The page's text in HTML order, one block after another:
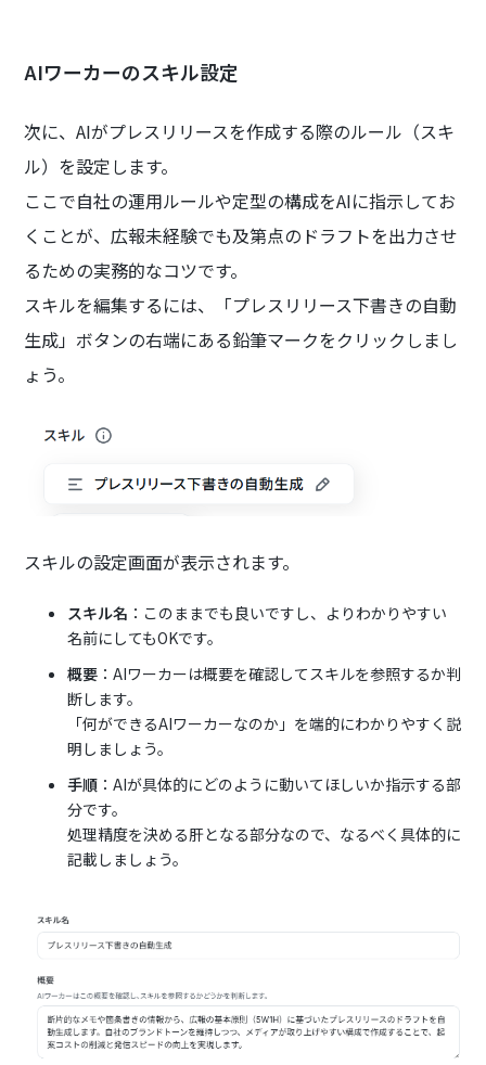
AIワーカーのスキル設定
次に、AIがプレスリリースを作成する際のルール（スキ
ル）を設定します。
ここで自社の運用ルールや定型の構成をAIに指示してお
くことが、広報未経験でも及第点のドラフトを出力させ
るための実務的なコツです。
スキルを編集するには、「プレスリリース下書きの自動
生成」ボタンの右端にある鉛筆マークをクリックしまし
ょう。
スキルの設定画面が表示されます。
スキル名 ：このままでも良いですし、よりわかりやすい
名前にしてもOKです。
概要 ：AIワーカーは概要を確認してスキルを参照するか判
断します。
「何ができるAIワーカーなのか」を端的にわかりやすく説
明しましょう。
手順 ：AIが具体的にどのように動いてほしいか指示する部
分です。
処理精度を決める肝となる部分なので、なるべく具体的に
記載しましょう。